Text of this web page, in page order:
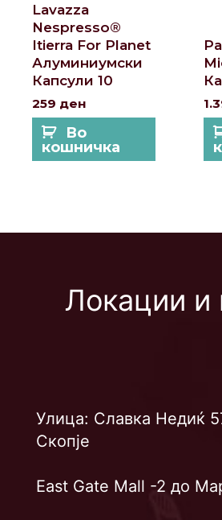
Lavazza
Nespresso®
Itierra For Planet
Алуминиумски
Капсули 10
259 ден
Во
кошничка
Локации и
Улица: Славка Недиќ
Скопје
East Gate Mall -2 до